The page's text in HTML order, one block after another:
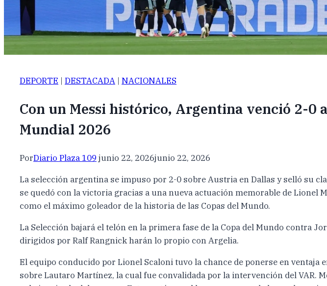
DEPORTE | DESTACADA | NACIONALES
Con un Messi histórico, Argentina venció 2-0
Mundial 2026
PorDiario Plaza 109 junio 22, 2026junio 22, 2026
La selección argentina se impuso por 2-0 sobre Austria en Dallas y selló su
se quedó con la victoria gracias a una nueva actuación memorable de Lionel
como el máximo goleador de la historia de las Copas del Mundo.
La Selección bajará el telón en la primera fase de la Copa del Mundo contra
dirigidos por Ralf Rangnick harán lo propio con Argelia.
El equipo conducido por Lionel Scaloni tuvo la chance de ponerse en
sobre Lautaro Martínez, la cual fue convalidada por la intervención del VAR.